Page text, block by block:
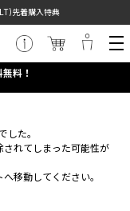
先着購入特典
料！
した。
れてしまった可能性が
移動してください。